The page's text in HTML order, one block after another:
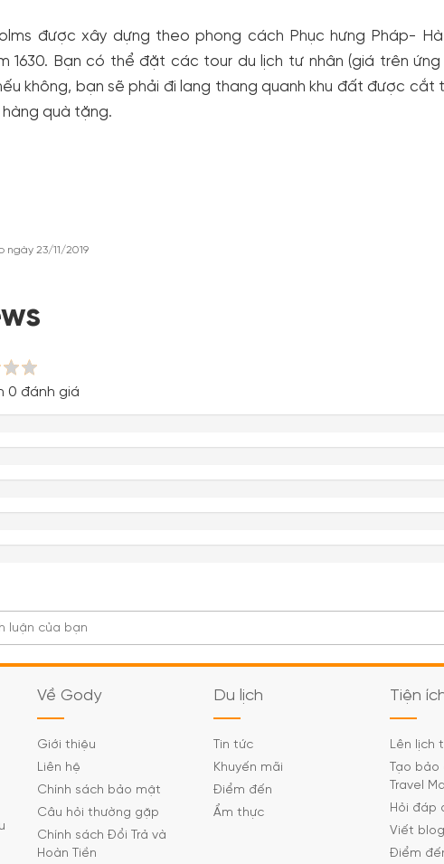
được xây dựng theo phong cách Phục hưng Pháp-
1630. Bạn có thể đặt các tour du lịch tư nhân (giá trên
không, bạn sẽ phải đi lang thang quanh khu đất được
quà tặng.
ngày 23/11/2019
0 đánh giá
Về Gody
Giới thiệu
Liên hệ
Chính sách bảo mật
Câu hỏi thường gặp
Chính sách Đổi Trả và
Hoàn Tiền
Du lịch
Tin tức
Khuyến mãi
Điểm đến
Ẩm thực
Tiện
Lên lịch
Tạo
Travel
Hỏi đáp
Viết
Điểm